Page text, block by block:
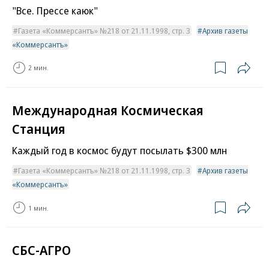
"Все. Прессе каюк"
Газета «Коммерсантъ» №218 от 21.11.1998, стр. 3
Архив газеты
«Коммерсантъ»
2 мин.
Международная Космическая
Станция
Каждый год в космос будут посылать $300 млн
Газета «Коммерсантъ» №218 от 21.11.1998, стр. 3
Архив газеты
«Коммерсантъ»
1 мин.
СБС-АГРО